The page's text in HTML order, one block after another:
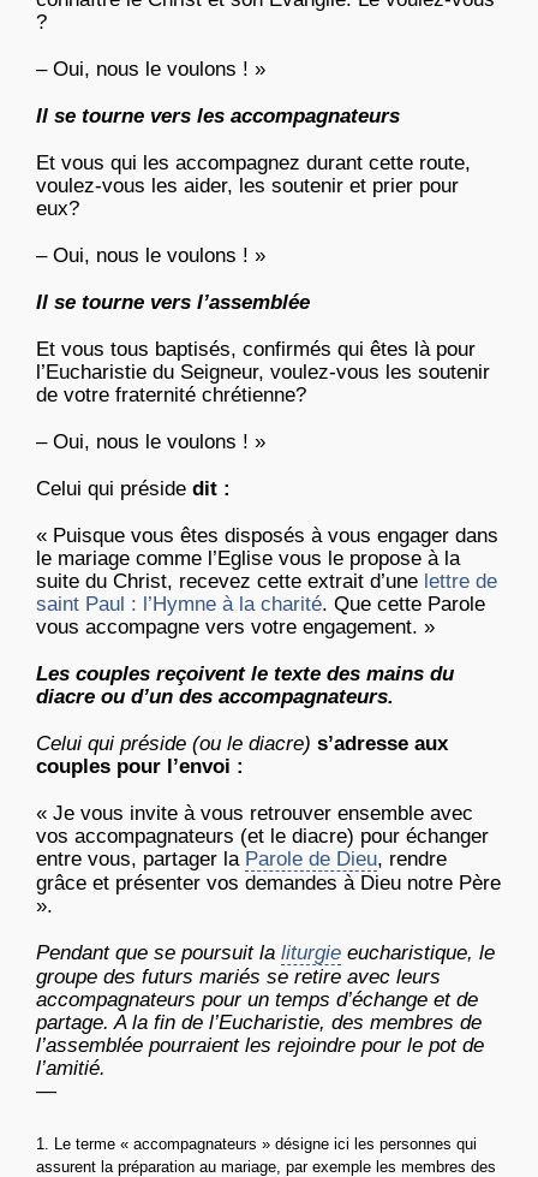
?
– Oui, nous le voulons ! »
Il se tourne vers les accompagnateurs
Et vous qui les accompagnez durant cette route,
voulez-vous les aider, les soutenir et prier pour
eux?
– Oui, nous le voulons ! »
Il se tourne vers l’assemblée
Et vous tous baptisés, confirmés qui êtes là pour
l’Eucharistie du Seigneur, voulez-vous les soutenir
de votre fraternité chrétienne?
– Oui, nous le voulons ! »
Celui qui préside dit :
« Puisque vous êtes disposés à vous engager dans
le mariage comme l’Eglise vous le propose à la
suite du Christ, recevez cette extrait d’une lettre de
saint Paul : l’Hymne à la charité. Que cette Parole
vous accompagne vers votre engagement. »
Les couples reçoivent le texte des mains du
diacre ou d’un des accompagnateurs.
Celui qui préside (ou le diacre) s’adresse aux
couples pour l’envoi :
« Je vous invite à vous retrouver ensemble avec
vos accompagnateurs (et le diacre) pour échanger
entre vous, partager la Parole de Dieu, rendre
grâce et présenter vos demandes à Dieu notre Père
».
Pendant que se poursuit la liturgie eucharistique, le
groupe des futurs mariés se retire avec leurs
accompagnateurs pour un temps d’échange et de
partage. A la fin de l’Eucharistie, des membres de
l’assemblée pourraient les rejoindre pour le pot de
l’amitié.
—
1. Le terme « accompagnateurs » désigne ici les personnes qui
assurent la préparation au mariage, par exemple les membres des